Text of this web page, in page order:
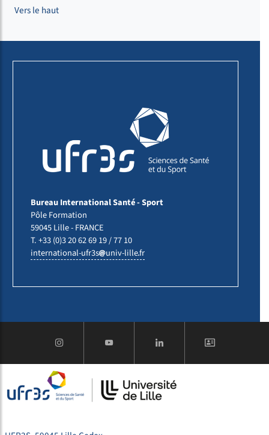
Vers le haut
Bureau International Santé - Sport
Pôle Formation
59045 Lille - FRANCE
T. +33 (0)3 20 62 69 19 / 77 10
international-ufr3s univ-lillefr